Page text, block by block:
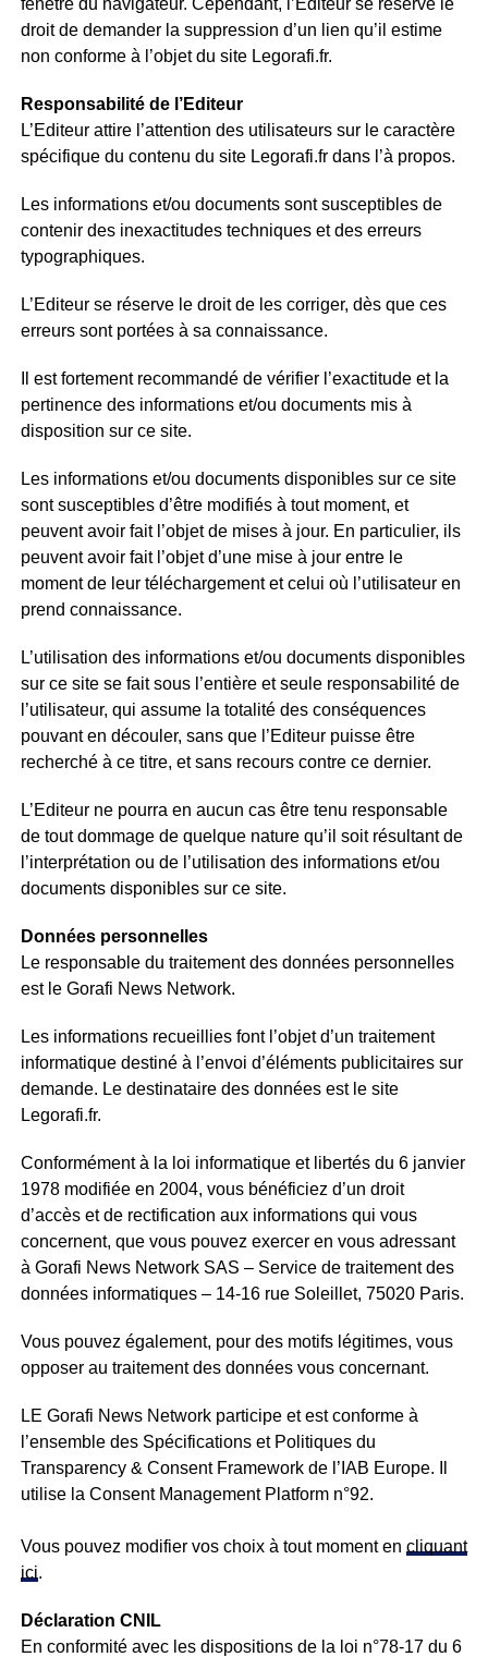
fenêtre du navigateur. Cependant, l’Editeur se réserve le
droit de demander la suppression d’un lien qu’il estime
non conforme à l’objet du site Legorafi.fr.
Responsabilité de l’Editeur
L’Editeur attire l’attention des utilisateurs sur le caractère
spécifique du contenu du site Legorafi.fr dans l’à propos.
Les informations et/ou documents sont susceptibles de
contenir des inexactitudes techniques et des erreurs
typographiques.
L’Editeur se réserve le droit de les corriger, dès que ces
erreurs sont portées à sa connaissance.
Il est fortement recommandé de vérifier l’exactitude et la
pertinence des informations et/ou documents mis à
disposition sur ce site.
Les informations et/ou documents disponibles sur ce site
sont susceptibles d’être modifiés à tout moment, et
peuvent avoir fait l’objet de mises à jour. En particulier, ils
peuvent avoir fait l’objet d’une mise à jour entre le
moment de leur téléchargement et celui où l’utilisateur en
prend connaissance.
L’utilisation des informations et/ou documents disponibles
sur ce site se fait sous l’entière et seule responsabilité de
l’utilisateur, qui assume la totalité des conséquences
pouvant en découler, sans que l’Editeur puisse être
recherché à ce titre, et sans recours contre ce dernier.
L’Editeur ne pourra en aucun cas être tenu responsable
de tout dommage de quelque nature qu’il soit résultant de
l’interprétation ou de l’utilisation des informations et/ou
documents disponibles sur ce site.
Données personnelles
Le responsable du traitement des données personnelles
est le Gorafi News Network.
Les informations recueillies font l’objet d’un traitement
informatique destiné à l’envoi d’éléments publicitaires sur
demande. Le destinataire des données est le site
Legorafi.fr.
Conformément à la loi informatique et libertés du 6 janvier
1978 modifiée en 2004, vous bénéficiez d’un droit
d’accès et de rectification aux informations qui vous
concernent, que vous pouvez exercer en vous adressant
à Gorafi News Network SAS – Service de traitement des
données informatiques – 14-16 rue Soleillet, 75020 Paris.
Vous pouvez également, pour des motifs légitimes, vous
opposer au traitement des données vous concernant.
LE Gorafi News Network participe et est conforme à
l’ensemble des Spécifications et Politiques du
Transparency & Consent Framework de l’IAB Europe. Il
utilise la Consent Management Platform n°92.
Vous pouvez modifier vos choix à tout moment en cliquant
ici.
Déclaration CNIL
En conformité avec les dispositions de la loi n°78-17 du 6